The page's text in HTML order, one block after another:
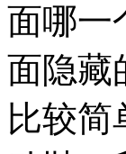
面哪一
面隐藏
比较